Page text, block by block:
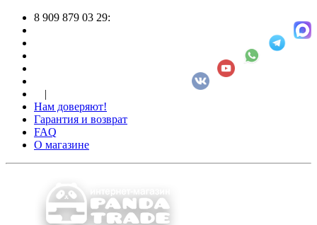
8 909 879 03 29:
|
Нам доверяют!
Гарантия и возврат
FAQ
О магазине